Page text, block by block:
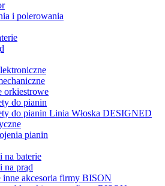
i polerowania
orkiestrowe
do pianin
do pianin Linia Włoska DESIGNED
pianin
na baterie
na prąd
inne akcesoria firmy BISON